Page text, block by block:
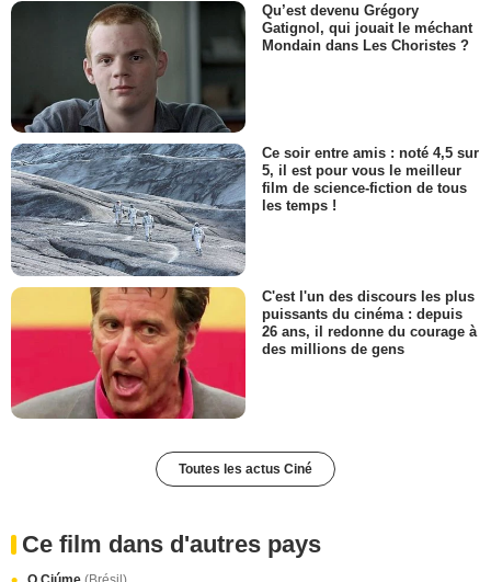
Qu’est devenu Grégory
Gatignol, qui jouait le méchant
Mondain dans Les Choristes ?
Ce soir entre amis : noté 4,5 sur
5, il est pour vous le meilleur
film de science-fiction de tous
les temps !
C'est l'un des discours les plus
puissants du cinéma : depuis
26 ans, il redonne du courage à
des millions de gens
Toutes les actus Ciné
Ce film dans d'autres pays